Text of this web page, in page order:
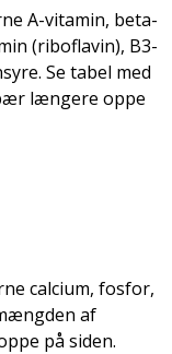
A-vitamin, beta-
(riboflavin), B3-
Se tabel med
længere oppe
calcium, fosfor,
af
på siden.